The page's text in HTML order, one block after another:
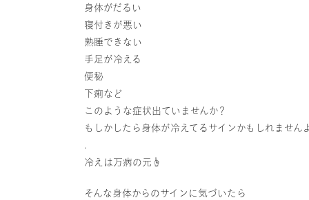
身体がだるい
寝付きが悪い
熟睡できない
手足が冷える
便秘
下痢など
このような症状出ていませんか？
もしかしたら身体が冷えてるサインかもしれません
.
冷えは万病の元☝️
そんな身体からのサインに気づいたら